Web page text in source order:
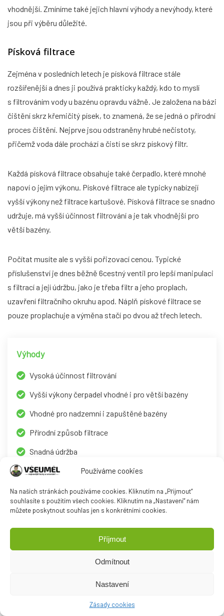
Používáme cookies
Na našich stránkách používáme cookies. Kliknutím na „Přijmout“
souhlasíte s použitím všech cookies. Kliknutím na „Nastavení“ nám
můžete poskytnout souhlas jen s konkrétními cookies.
Příjmout
Odmítnout
Nastavení
Zásady cookies
vhodnější. Zmíníme také jejich hlavní výhody a nevýhody, které
jsou při výběru důležité.
Písková filtrace
Zejména v posledních letech je písková filtrace stále
rozšířenější a dnes ji používá prakticky každý, kdo to myslí
s filtrováním vody u bazénu opravdu vážně. Je založena na bázi
čištění skrz křemičitý písek, to znamená, že se jedná o přírodní
proces čištění. Nejprve jsou odstraněny hrubé nečistoty,
přičemž voda dále prochází a čistí se skrz pískový filtr.
Každá písková filtrace obsahuje také čerpadlo, které mnohé
napoví o jejím výkonu. Pískové filtrace ale typicky nabízejí
vyšší výkony než filtrace kartušové. Písková filtrace se snadno
udržuje, má vyšší účinnost filtrování a je tak vhodnější pro
větší bazény.
Počítat musíte ale s vyšší pořizovací cenou. Typické
příslušenství je dnes běžně 6cestný ventil pro lepší manipulaci
s filtrací a její údržbu, jako je třeba filtr a jeho proplach,
uzavření filtračního okruhu apod. Náplň pískové filtrace se
pouze proplachuje a výměna stačí po dvou až třech letech.
Výhody
Vysoká účinnost filtrování
Vyšší výkony čerpadel vhodné i pro větší bazény
Vhodné pro nadzemní i zapuštěné bazény
Přírodní způsob filtrace
Snadná údržba
Nevýhody
Vyšší pořizovací cena
V případě kartušových filtrací se dnes jedná o stále méně
používané řešení. Důvodem je skutečnost, že tyto filtrace se